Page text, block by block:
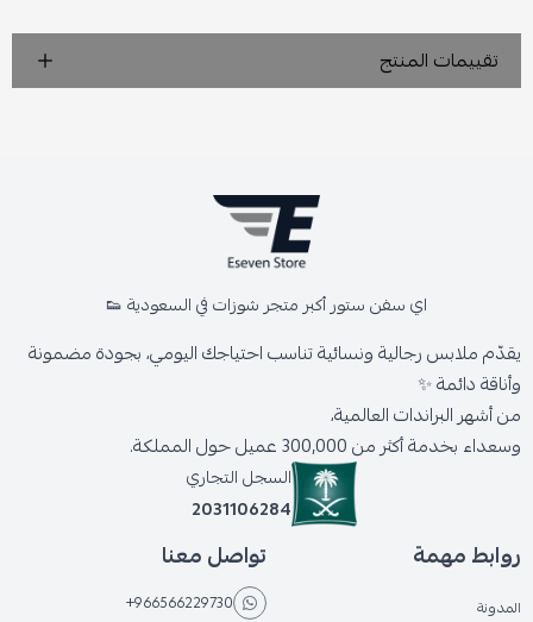
تقييمات المنتج
اي سفن ستور أكبر متجر شوزات في السعودية 👟
يقدّم ملابس رجالية ونسائية تناسب احتياجك اليومي، بجودة مضمونة
وأناقة دائمة ✨
من أشهر البراندات العالمية،
وسعداء بخدمة أكثر من 300,000 عميل حول المملكة.
السجل التجاري
2031106284
روابط مهمة
المدونة
تواصل معنا
+966566229730